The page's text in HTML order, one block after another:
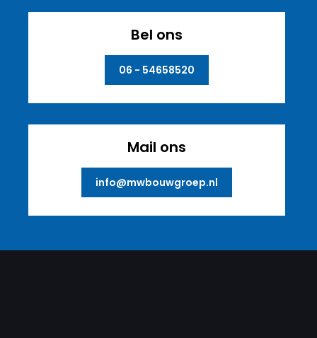
Bel ons
06 - 54658520
Mail ons
info@mwbouwgroep.nl